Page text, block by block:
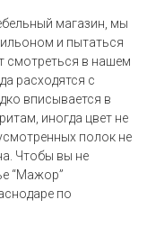
магазин, мы
и пытаться
смотреться в нашем
расходятся с
вписывается в
иногда цвет не
полок не
Чтобы вы не
“Мажор”
по